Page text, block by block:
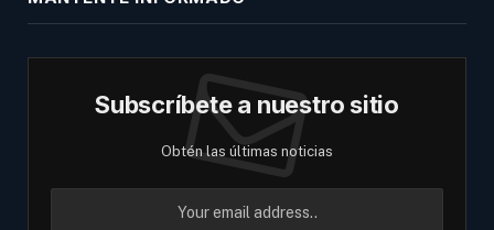
Subscríbete a nuestro sitio
Obtén las últimas noticias